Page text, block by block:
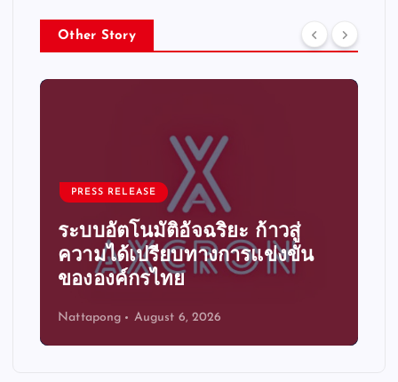
Other Story
PRESS RELEASE
ระบบอัตโนมัติอัจฉริยะ ก้าวสู่
ความได้เปรียบทางการแข่งขัน
ขององค์กรไทย
Nattapong August 6, 2026